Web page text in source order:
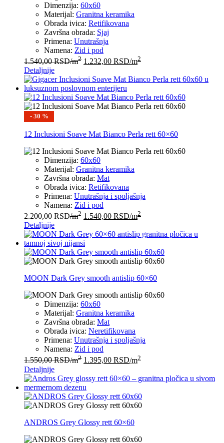
Dimenzija: 60x60
Materijal: Granitna keramika
Obrada ivica: Retifikovana
Završna obrada: Sjaj
Primena: Unutrašnja
Namena: Zid i pod
1.540,00RSD/m2 1.232,00 RSD/m2
Detaljnije
- 30 %
12 Inclusioni Soave Mat Bianco Perla rett 60×60
Dimenzija: 60x60
Materijal: Granitna keramika
Završna obrada: Mat
Obrada ivica: Retifikovana
Primena: Unutrašnja i spoljašnja
Namena: Zid i pod
2.200,00RSD/m2 1.540,00 RSD/m2
Detaljnije
MOON Dark Grey smooth antislip 60×60
Dimenzija: 60x60
Materijal: Granitna keramika
Završna obrada: Mat
Obrada ivica: Neretifikovana
Primena: Unutrašnja i spoljašnja
Namena: Zid i pod
1.550,00RSD/m2 1.395,00 RSD/m2
Detaljnije
ANDROS Grey Glossy rett 60×60